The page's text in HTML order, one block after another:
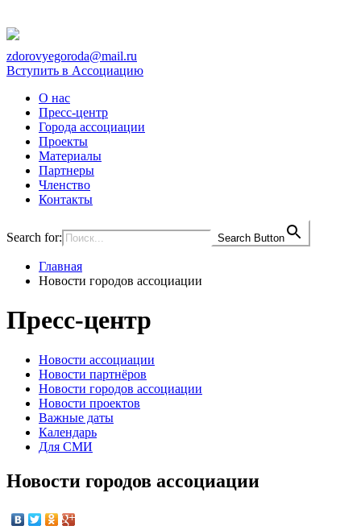
zdorovyegoroda@mail.ru
Вступить в Ассоциацию
О нас
Пресс-центр
Города ассоциации
Проекты
Материалы
Партнеры
Членство
Контакты
Search for: Search Button
Главная
Новости городов ассоциации
Пресс-центр
Новости ассоциации
Новости партнёров
Новости городов ассоциации
Новости проектов
Важные даты
Календарь
Для СМИ
Новости городов ассоциации